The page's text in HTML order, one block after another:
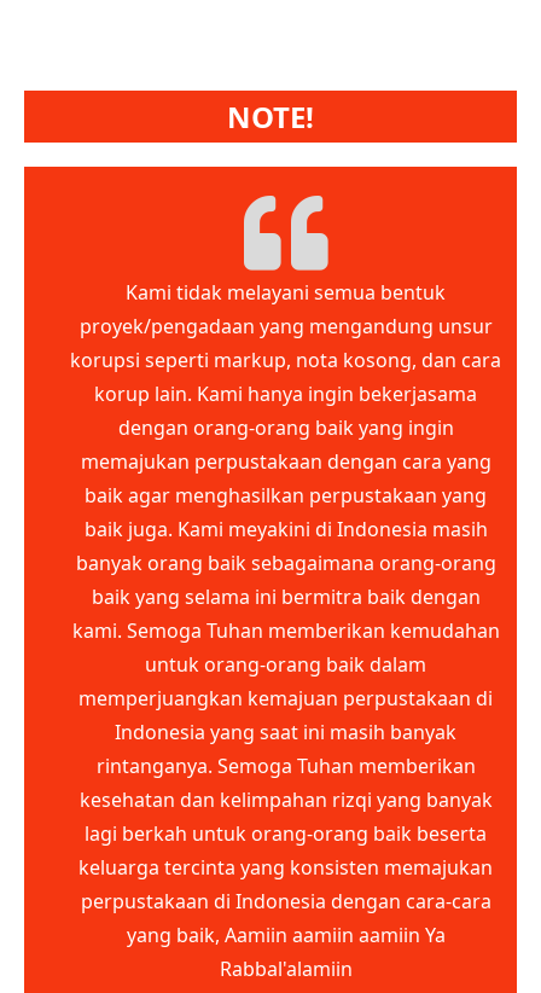
NOTE!
Kami tidak melayani semua bentuk
proyek/pengadaan yang mengandung unsur
korupsi seperti markup, nota kosong, dan cara
korup lain. Kami hanya ingin bekerjasama
dengan orang-orang baik yang ingin
memajukan perpustakaan dengan cara yang
baik agar menghasilkan perpustakaan yang
baik juga. Kami meyakini di Indonesia masih
banyak orang baik sebagaimana orang-orang
baik yang selama ini bermitra baik dengan
kami. Semoga Tuhan memberikan kemudahan
untuk orang-orang baik dalam
memperjuangkan kemajuan perpustakaan di
Indonesia yang saat ini masih banyak
rintanganya. Semoga Tuhan memberikan
kesehatan dan kelimpahan rizqi yang banyak
lagi berkah untuk orang-orang baik beserta
keluarga tercinta yang konsisten memajukan
perpustakaan di Indonesia dengan cara-cara
yang baik, Aamiin aamiin aamiin Ya
Rabbal'alamiin